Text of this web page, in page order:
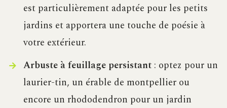
est particulièrement adaptée pour les petits
jardins et apportera une touche de poésie à
votre extérieur.
Arbuste à feuillage persistant: optez pour un
laurier-tin, un érable de montpellier ou
encore un rhododendron pour un jardin